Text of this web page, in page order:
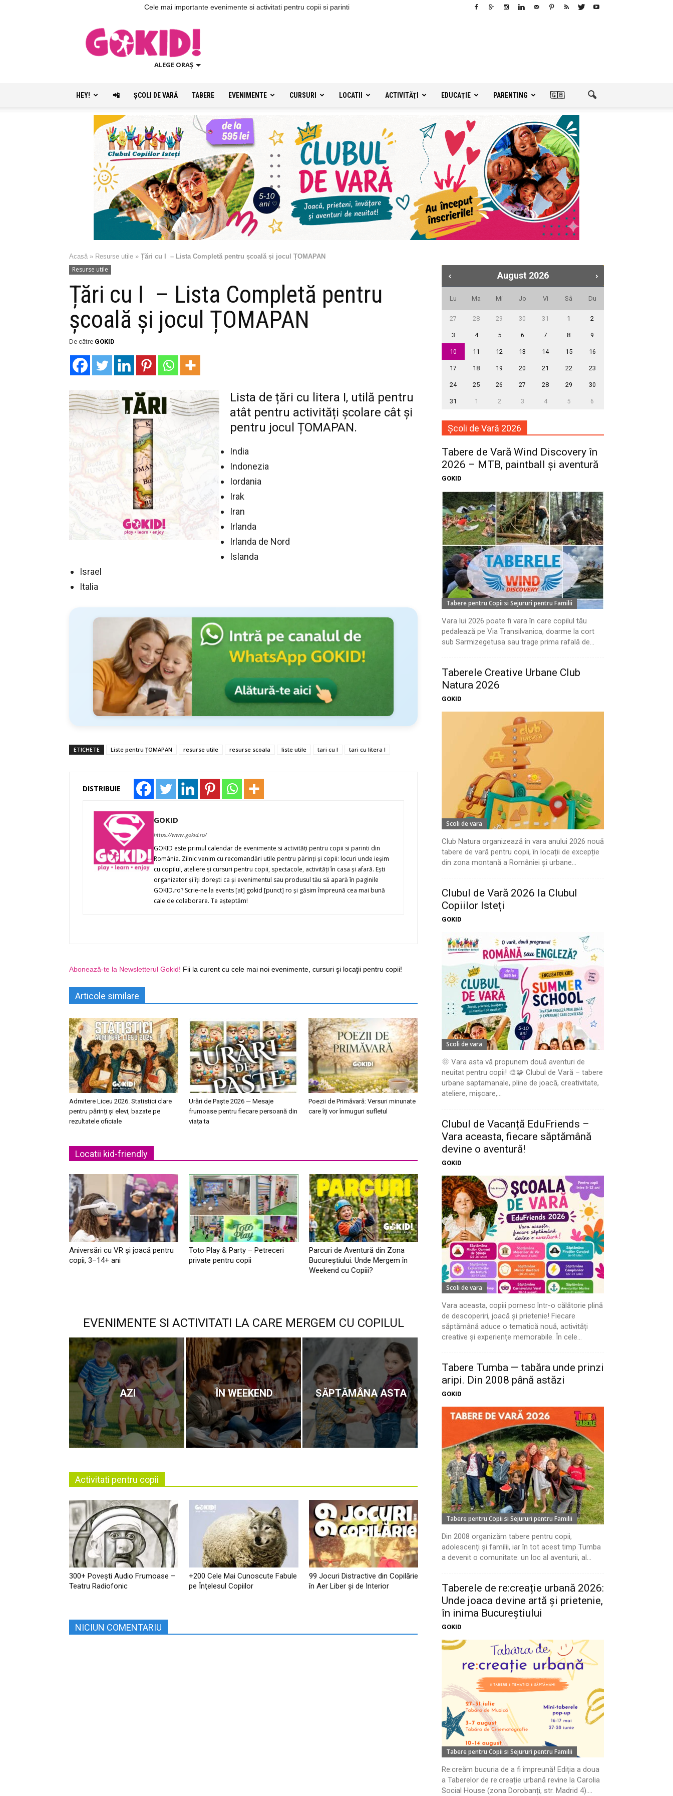
Cele mai importante evenimente si activitati pentru copii si parinti
ALEGE ORAȘ
HEY! 📲 ŞCOLI DE VARĂ TABERE EVENIMENTE CURSURI LOCATII ACTIVITĂŢI EDUCAȚIE PARENTING 🇬🇧
Acasă » Resurse utile » Țări cu I – Lista Completă pentru școală și jocul ȚOMAPAN
Resurse utile
Țări cu I – Lista Completă pentru
școală și jocul ȚOMAPAN
De către GOKID
Lista de țări cu litera I, utilă pentru
atât pentru activități școlare cât și
pentru jocul ȚOMAPAN.
India
Indonezia
Iordania
Irak
Iran
Irlanda
Irlanda de Nord
Islanda
Israel
Italia
ETICHETE Liste pentru ȚOMAPAN resurse utile resurse scoala liste utile tari cu I tari cu litera I
DISTRIBUIE
GOKID
https://www.gokid.ro/
GOKID este primul calendar de evenimente si activităţi pentru copii si parinti din
România. Zilnic venim cu recomandări utile pentru părinţi şi copii: locuri unde ieşim
cu copilul, ateliere şi cursuri pentru copii, spectacole, activităţi în casa şi afară. Eşti
organizator şi îţi doreşti ca şi evenimentul sau produsul tău să apară în paginile
GOKID.ro? Scrie-ne la events [at] gokid [punct] ro şi găsim împreună cea mai bună
cale de colaborare. Te aşteptăm!
Abonează-te la Newsletterul Gokid! Fii la curent cu cele mai noi evenimente, cursuri şi locaţii pentru copii!
Articole similare
Admitere Liceu 2026. Statistici clare
pentru părinți și elevi, bazate pe
rezultatele oficiale
Urări de Paște 2026 — Mesaje
frumoase pentru fiecare persoană din
viața ta
Poezii de Primăvară: Versuri minunate
care îți vor înmuguri sufletul
Locatii kid-friendly
Aniversări cu VR și joacă pentru
copii, 3–14+ ani
Toto Play & Party – Petreceri
private pentru copii
Parcuri de Aventură din Zona
Bucureştiului. Unde Mergem în
Weekend cu Copiii?
EVENIMENTE SI ACTIVITATI LA CARE MERGEM CU COPILUL
AZI ÎN WEEKEND SĂPTĂMÂNA ASTA
Activitati pentru copii
300+ Povești Audio Frumoase –
Teatru Radiofonic
+200 Cele Mai Cunoscute Fabule
pe Înţelesul Copiilor
99 Jocuri Distractive din Copilărie
în Aer Liber şi de Interior
NICIUN COMENTARIU
August 2026
Lu Ma Mi Jo Vi Sâ Du
27 28 29 30 31 1 2
3 4 5 6 7 8 9
10 11 12 13 14 15 16
17 18 19 20 21 22 23
24 25 26 27 28 29 30
31 1 2 3 4 5 6
Școli de Vară 2026
Tabere de Vară Wind Discovery în
2026 – MTB, paintball și aventură
GOKID
Tabere pentru Copii si Sejururi pentru Familii
Vara lui 2026 poate fi vara în care copilul tău
pedalează pe Via Transilvanica, doarme la cort
sub Sarmizegetusa sau trage prima rafală de...
Taberele Creative Urbane Club
Natura 2026
GOKID
Scoli de vara
Club Natura organizează în vara anului 2026 nouă
tabere de vară pentru copii, în locații de excepție
din zona montană a României și urbane...
Clubul de Vară 2026 la Clubul
Copiilor Isteți
GOKID
Scoli de vara
🌞 Vara asta vă propunem două aventuri de
neuitat pentru copii! 🎨🧩 Clubul de Vară – tabere
urbane saptamanale, pline de joacă, creativitate,
ateliere, mișcare,...
Clubul de Vacanță EduFriends –
Vara aceasta, fiecare săptămână
devine o aventură!
GOKID
Scoli de vara
Vara aceasta, copiii pornesc într-o călătorie plină
de descoperiri, joacă și prietenie! Fiecare
săptămână aduce o tematică nouă, activități
creative și experiențe memorabile. În cele...
Tabere Tumba — tabăra unde prinzi
aripi. Din 2008 până astăzi
GOKID
Tabere pentru Copii si Sejururi pentru Familii
Din 2008 organizăm tabere pentru copii,
adolescenți și familii, iar în tot acest timp Tumba
a devenit o comunitate: un loc al aventurii, al...
Taberele de re:creație urbană 2026:
Unde joaca devine artă și prietenie,
în inima Bucureștiului
GOKID
Tabere pentru Copii si Sejururi pentru Familii
Re:creăm bucuria de a fi împreună! Ediția a doua
a Taberelor de re:creație urbană revine la Carolia
Social House (zona Dorobanți, str. Madrid 4)....